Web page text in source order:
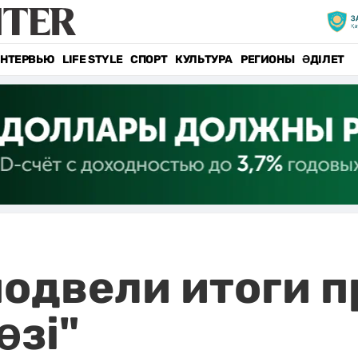
LIFE STYLE СПОРТ КУЛЬТУРА РЕГИОНЫ ӘДІЛЕТ
итоги